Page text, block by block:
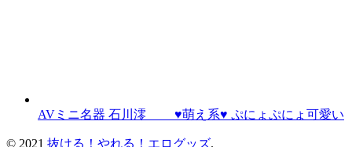
AVミニ名器 石川澪 ♥萌え系♥ ぷにょぷにょ可愛い
© 2021 抜ける！やれる！エログッズ.